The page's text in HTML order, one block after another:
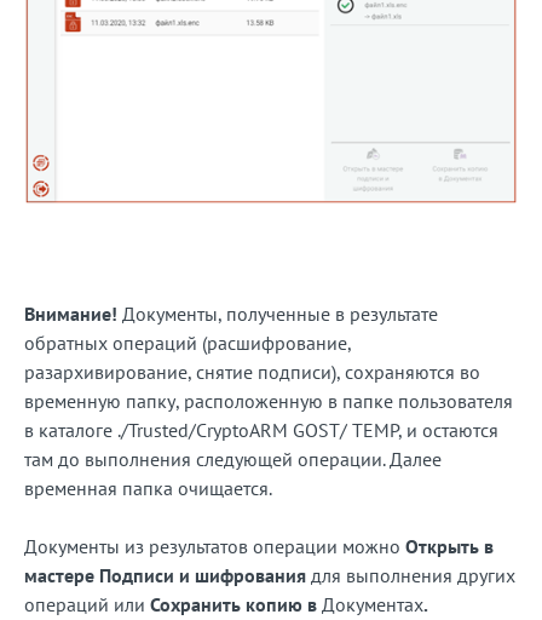
Внимание! Документы, полученные в результате
обратных операций (расшифрование,
разархивирование, снятие подписи), сохраняются во
временную папку, расположенную в папке пользователя
в каталоге ./Trusted/CryptoARM GOST/ TEMP, и остаются
там до выполнения следующей операции. Далее
временная папка очищается.
Документы из результатов операции можно Открыть в
мастере Подписи и шифрования для выполнения других
операций или Сохранить копию в Документах.